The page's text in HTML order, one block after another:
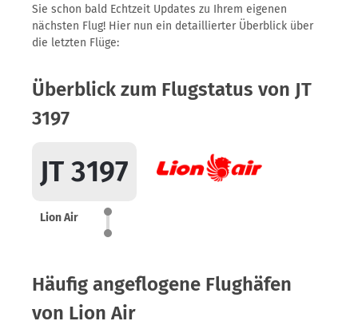
Sie schon bald Echtzeit Updates zu Ihrem eigenen
nächsten Flug! Hier nun ein detaillierter Überblick über
die letzten Flüge:
Überblick zum Flugstatus von JT
3197
JT 3197
Lion Air
Häufig angeflogene Flughäfen
von Lion Air